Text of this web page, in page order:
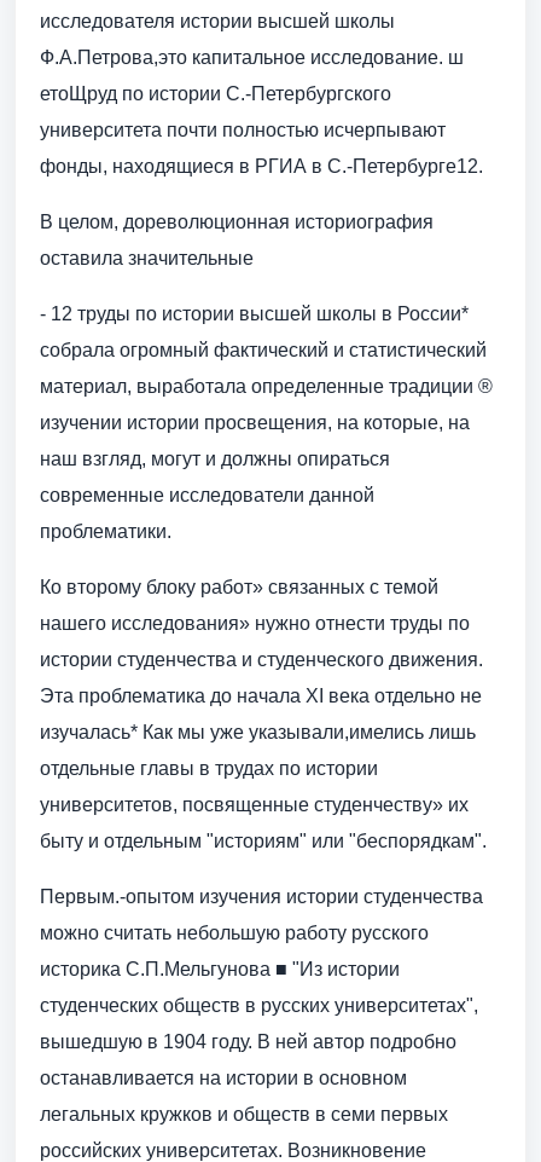
исследователя истории высшей школы
Ф.А.Петрова,это капитальное исследование. ш
етоЩруд по истории С.-Петербургского
университета почти полностью исчерпывают
фонды, находящиеся в РГИА в С.-Петербурге12.
В целом, дореволюционная историография
оставила значительные
- 12 труды по истории высшей школы в России*
собрала огромный фактический и статистический
материал, выработала определенные традиции ®
изучении истории просвещения, на которые, на
наш взгляд, могут и должны опираться
современные исследователи данной
проблематики.
Ко второму блоку работ» связанных с темой
нашего исследования» нужно отнести труды по
истории студенчества и студенческого движения.
Эта проблематика до начала XI века отдельно не
изучалась* Как мы уже указывали,имелись лишь
отдельные главы в трудах по истории
университетов, посвященные студенчеству» их
быту и отдельным "историям" или "беспорядкам".
Первым.-опытом изучения истории студенчества
можно считать небольшую работу русского
историка С.П.Мельгунова ■ "Из истории
студенческих обществ в русских университетах",
вышедшую в 1904 году. В ней автор подробно
останавливается на истории в основном
легальных кружков и обществ в семи первых
российских университетах. Возникновение